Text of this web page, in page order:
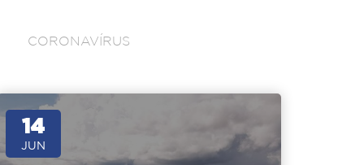
CORONAVÍRUS
14
JUN